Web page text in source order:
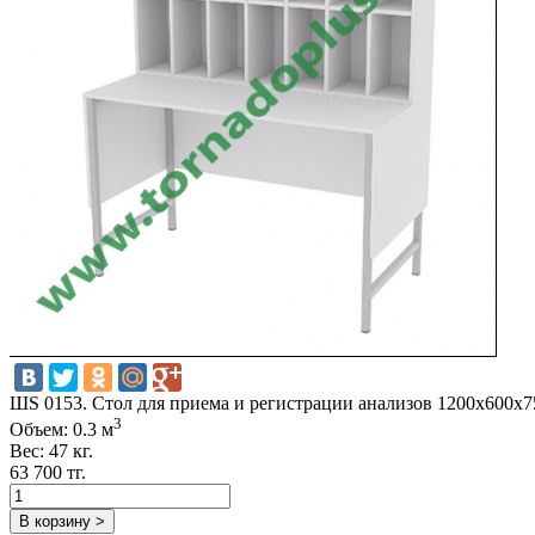
ШS 0153. Стол для приема и регистрации анализов
Объем: 0.3 м3
Вес: 47 кг.
63 700 тг.
В корзину >